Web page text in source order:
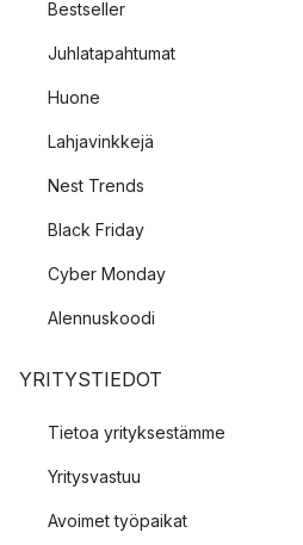
Bestseller
Juhlatapahtumat
Huone
Lahjavinkkejä
Nest Trends
Black Friday
Cyber Monday
Alennuskoodi
YRITYSTIEDOT
Tietoa yrityksestämme
Yritysvastuu
Avoimet työpaikat